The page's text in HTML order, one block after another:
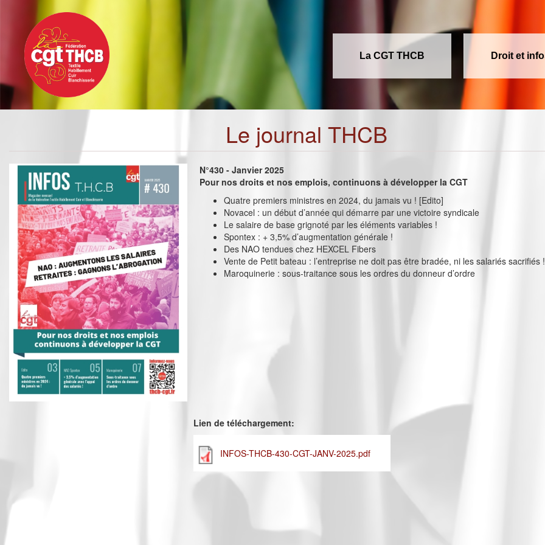
contenu
principal
La CGT THCB Droit et
Le journal THCB
N°430 - Janvier 2025
Pour nos droits et nos emplois, continuons à développer la CGT
Quatre premiers ministres en 2024, du jamais vu ! [Edito]
Novacel : un début d’année qui démarre par une victoire syndicale
Le salaire de base grignoté par les éléments variables !
Spontex : + 3,5% d’augmentation générale !
Des NAO tendues chez HEXCEL Fibers
Vente de Petit bateau : l’entreprise ne doit pas être bradée, ni les salariés sacrifiés !
Maroquinerie : sous-traitance sous les ordres du donneur d’ordre
Lien de téléchargement:
INFOS-THCB-430-CGT-JANV-2025.pdf